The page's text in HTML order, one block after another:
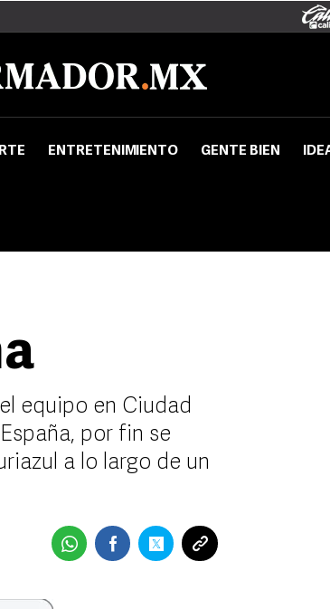
ENTRETENIMIENTO GENTE BIEN
equipo en Ciudad
por fin se
a lo largo de un